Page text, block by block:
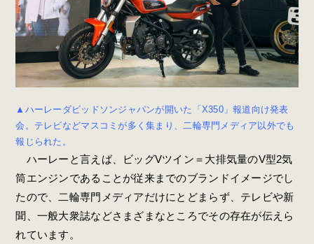
▲ハーレーダビッドソンジャパンが開いた「X350」報道向け発表
会。テレビなどマスコミが多く集まり、二輪専門メディア以外でも
報じられた。
ハーレーと言えば、ビッグVツイン＝大排気量のV型2気
筒エンジンであることが従来までのブランドイメージでし
たので、二輪専門メディアだけにとどまらず、テレビや新
聞、一般大衆誌などさまざまなところでその存在が伝えら
れています。